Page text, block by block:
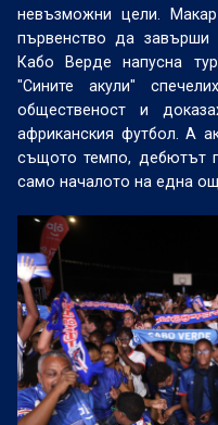
невъзможни цели.
първенство да
Кабо Верде напусна
"Сините акули"
общественост и
африканския футбол. А
същото темпо, дебютът
само началото на една